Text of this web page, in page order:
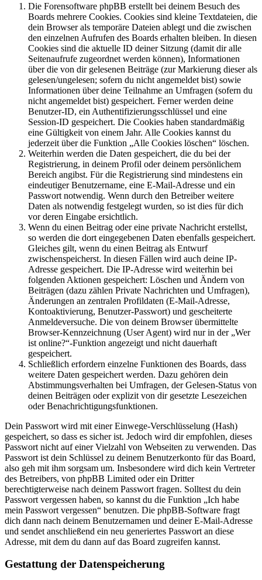
Die Forensoftware phpBB erstellt bei deinem Besuch des
Boards mehrere Cookies. Cookies sind kleine Textdateien, die
dein Browser als temporäre Dateien ablegt und die zwischen
den einzelnen Aufrufen des Boards erhalten bleiben. In diesen
Cookies sind die aktuelle ID deiner Sitzung (damit dir alle
Seitenaufrufe zugeordnet werden können), Informationen
über die von dir gelesenen Beiträge (zur Markierung dieser als
gelesen/ungelesen; sofern du nicht angemeldet bist) sowie
Informationen über deine Teilnahme an Umfragen (sofern du
nicht angemeldet bist) gespeichert. Ferner werden deine
Benutzer-ID, ein Authentifizierungsschlüssel und eine
Session-ID gespeichert. Die Cookies haben standardmäßig
eine Gültigkeit von einem Jahr. Alle Cookies kannst du
jederzeit über die Funktion „Alle Cookies löschen“ löschen.
Weiterhin werden die Daten gespeichert, die du bei der
Registrierung, in deinem Profil oder deinem persönlichem
Bereich angibst. Für die Registrierung sind mindestens ein
eindeutiger Benutzername, eine E-Mail-Adresse und ein
Passwort notwendig. Wenn durch den Betreiber weitere
Daten als notwendig festgelegt wurden, so ist dies für dich
vor deren Eingabe ersichtlich.
Wenn du einen Beitrag oder eine private Nachricht erstellst,
so werden die dort eingegebenen Daten ebenfalls gespeichert.
Gleiches gilt, wenn du einen Beitrag als Entwurf
zwischenspeicherst. In diesen Fällen wird auch deine IP-
Adresse gespeichert. Die IP-Adresse wird weiterhin bei
folgenden Aktionen gespeichert: Löschen und Ändern von
Beiträgen (dazu zählen Private Nachrichten und Umfragen),
Änderungen an zentralen Profildaten (E-Mail-Adresse,
Kontoaktivierung, Benutzer-Passwort) und gescheiterte
Anmeldeversuche. Die von deinem Browser übermittelte
Browser-Kennzeichnung (User Agent) wird nur in der „Wer
ist online?“-Funktion angezeigt und nicht dauerhaft
gespeichert.
Schließlich erfordern einzelne Funktionen des Boards, dass
weitere Daten gespeichert werden. Dazu gehören dein
Abstimmungsverhalten bei Umfragen, der Gelesen-Status von
deinen Beiträgen oder explizit von dir gesetzte Lesezeichen
oder Benachrichtigungsfunktionen.
Dein Passwort wird mit einer Einwege-Verschlüsselung (Hash)
gespeichert, so dass es sicher ist. Jedoch wird dir empfohlen, dieses
Passwort nicht auf einer Vielzahl von Webseiten zu verwenden. Das
Passwort ist dein Schlüssel zu deinem Benutzerkonto für das Board,
also geh mit ihm sorgsam um. Insbesondere wird dich kein Vertreter
des Betreibers, von phpBB Limited oder ein Dritter
berechtigterweise nach deinem Passwort fragen. Solltest du dein
Passwort vergessen haben, so kannst du die Funktion „Ich habe
mein Passwort vergessen“ benutzen. Die phpBB-Software fragt
dich dann nach deinem Benutzernamen und deiner E-Mail-Adresse
und sendet anschließend ein neu generiertes Passwort an diese
Adresse, mit dem du dann auf das Board zugreifen kannst.
Gestattung der Datenspeicherung